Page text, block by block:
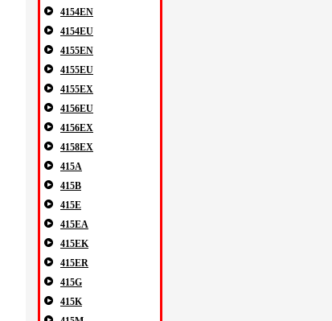
4154EN
4154EU
4155EN
4155EU
4155EX
4156EU
4156EX
4158EX
415A
415B
415E
415EA
415EK
415ER
415G
415K